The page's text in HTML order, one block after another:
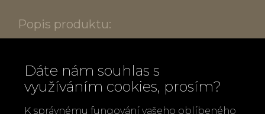
Popis produktu:
ocelové lanko
Rozměry: velký domeček (kulatá
podstava) výška 16 cm, průměr 9,5 cm,
Dáte nám souhlas s
využíváním cookies, prosím?
K správnému fungování vašeho oblíbeného